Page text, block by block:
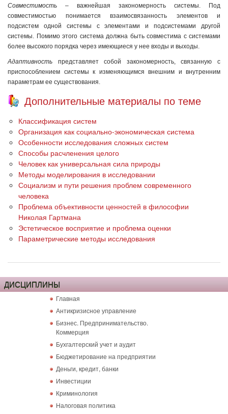
Совместимость – важнейшая закономерность системы. Под
совместимостью понимается взаимосвязанность элементов и
подсистем одной системы с элементами и подсистемами другой
системы. Помимо этого система должна быть совместима с системами
более высокого порядка через имеющиеся у нее входы и выходы.
Адаптивность представляет собой закономерность, связанную с
приспособлением системы к изменяющимся внешним и внутренним
параметрам ее существования.
Дополнительные материалы по теме
Классификация систем
Организация как социально-экономическая система
Особенности исследования сложных систем
Способы расчленения целого
Человек как универсальная сила природы
Методы моделирования в исследовании
Социализм и пути решения проблем современного
человека
Проблема объективности ценностей в философии
Николая Гартмана
Эстетическое восприятие и проблема оценки
Параметрические методы исследования
ДИСЦИПЛИНЫ
Главная
Антикризисное управление
Бизнес. Предпринимательство.
Коммерция
Бухгалтерский учет и аудит
Бюджетирование на предприятии
Деньги, кредит, банки
Инвестиции
Криминология
Налоговая политика